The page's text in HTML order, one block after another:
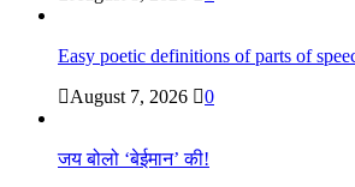
Easy poetic definitions of parts of
August 7, 2026
0
जय बोलो ‘बेईमान’ की!